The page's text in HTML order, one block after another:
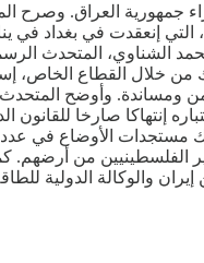
جمهورية العراق. وصرح
محمد الشناوي،
من خلال القطاع الخاص،
ومساندة. وأوضح المتحدث
إنتهاكا صارخا للقانون
مستجدات الأوضاع في
الفلسطينيين من أرضهم.
والوكالة الدولية